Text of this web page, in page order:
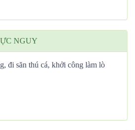
NGUY
đi săn thú cá, khởi công làm lò